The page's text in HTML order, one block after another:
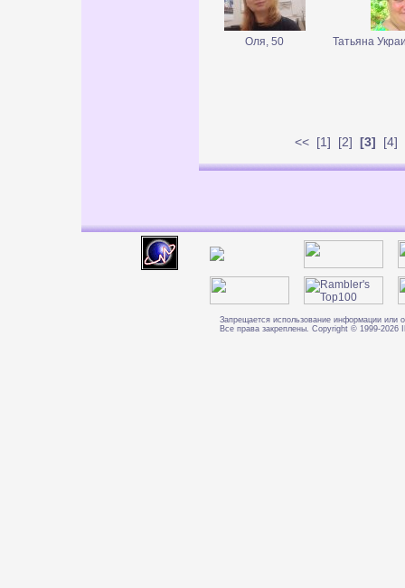
Оля, 50 Татьяна
<< [1] [2] [3] [4]
Запрещается использование информации или
Все права закреплены. Copyright © 1999-